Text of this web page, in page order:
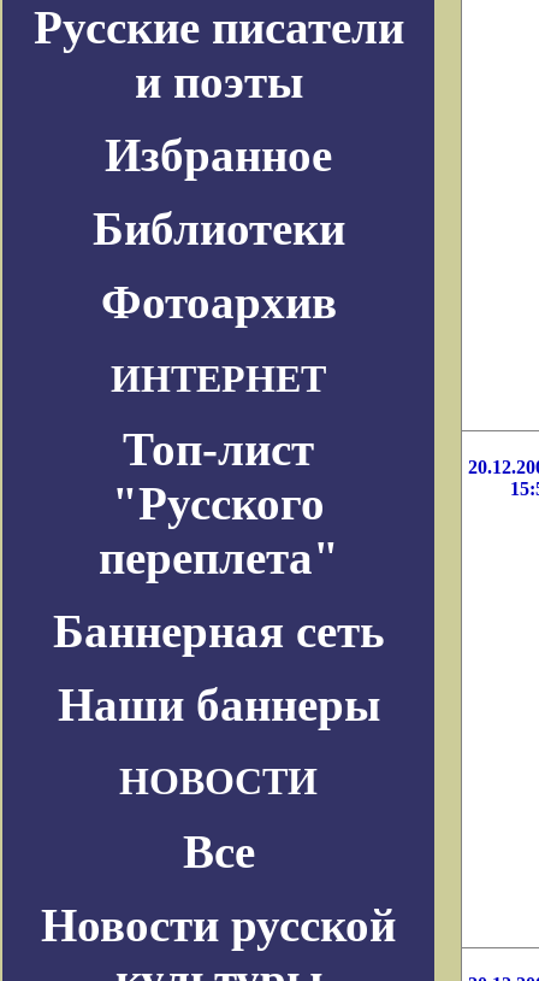
Русские писатели
и поэты
Избранное
Библиотеки
Фотоархив
ИНТЕРНЕТ
Топ-лист
"Русского
переплета"
Баннерная сеть
Наши баннеры
НОВОСТИ
Все
Новости русской